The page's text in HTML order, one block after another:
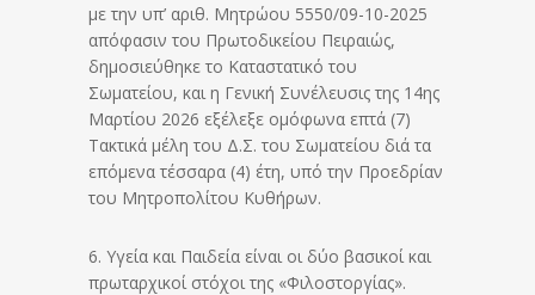
με την υπ’ αριθ. Μητρώου 5550/09-10-2025
απόφασιν του Πρωτοδικείου Πειραιώς,
δημοσιεύθηκε το Καταστατικό του
Σωματείου, και η Γενική Συνέλευσις της 14ης
Μαρτίου 2026 εξέλεξε ομόφωνα επτά (7)
Τακτικά μέλη του Δ.Σ. του Σωματείου διά τα
επόμενα τέσσαρα (4) έτη, υπό την Προεδρίαν
του Μητροπολίτου Κυθήρων.
6. Υγεία και Παιδεία είναι οι δύο βασικοί και
πρωταρχικοί στόχοι της «Φιλοστοργίας».